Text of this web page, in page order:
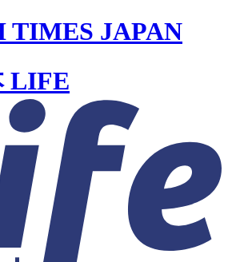
TIMES JAPAN
LIFE